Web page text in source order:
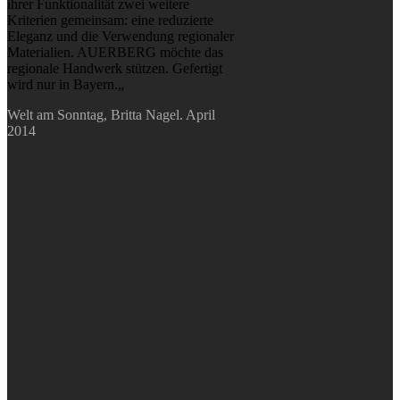
ihrer Funktionalität zwei weitere
Kriterien gemeinsam: eine reduzierte
Eleganz und die Verwendung regionaler
Materialien. AUERBERG möchte das
regionale Handwerk stützen. Gefertigt
wird nur in Bayern.„
Welt am Sonntag, Britta Nagel. April
2014